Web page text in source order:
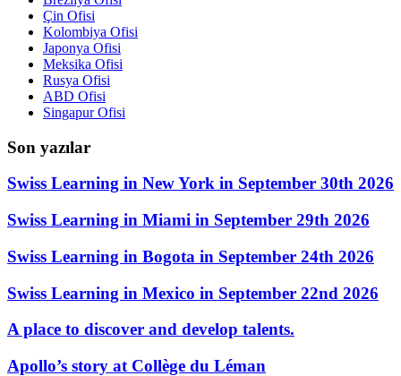
Çin Ofisi
Kolombiya Ofisi
Japonya Ofisi
Meksika Ofisi
Rusya Ofisi
ABD Ofisi
Singapur Ofisi
Son yazılar
Swiss Learning in New York in September 30th 2026
Swiss Learning in Miami in September 29th 2026
Swiss Learning in Bogota in September 24th 2026
Swiss Learning in Mexico in September 22nd 2026
A place to discover and develop talents.
Apollo’s story at Collège du Léman